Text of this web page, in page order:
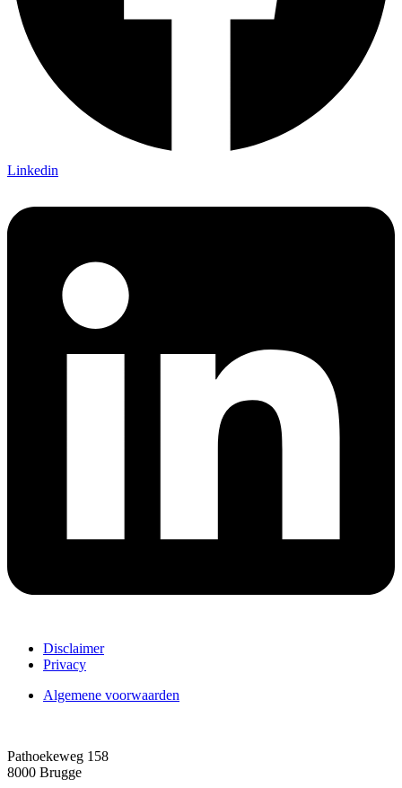
Linkedin
Disclaimer
Privacy
Algemene voorwaarden
Pathoekeweg 158
8000 Brugge